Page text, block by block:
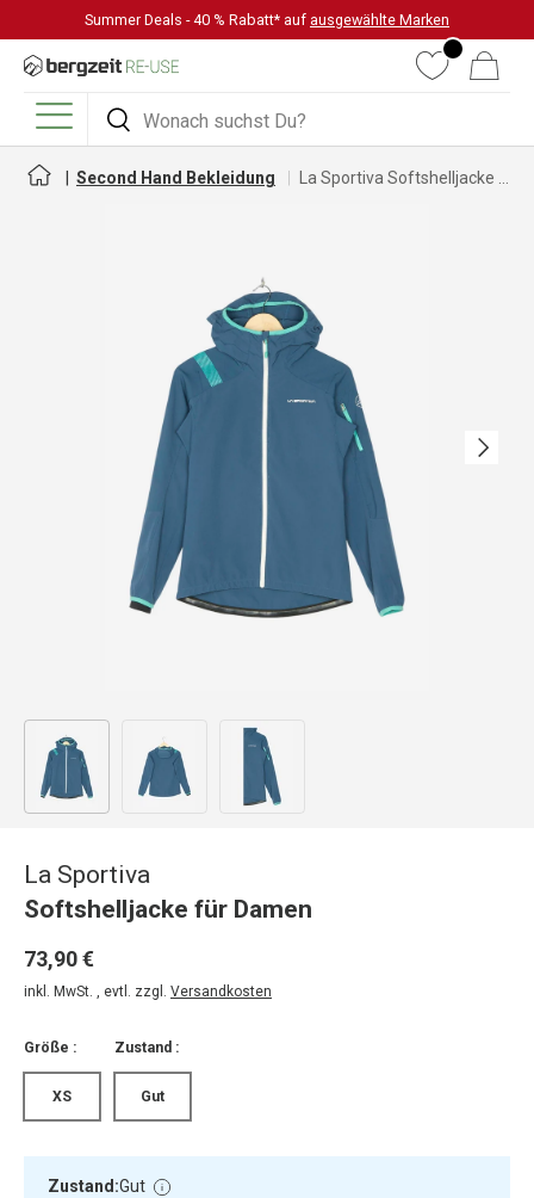
DIREKT ZUM INHALT
Summer Deals - 40 % Rabatt* auf ausgewählte Marken
Suchen
Suchen
WunschlisteWarenkorb
Menü
Second Hand Bekleidung
Nächste
Bild 1 in Galerieansicht laden
La Sportiva
Softshelljacke für Damen
73,90 €
inkl. MwSt. , evtl. zzgl. Versandkosten
Größe :
XS
Zustand :
Gut
Zustand:Gut